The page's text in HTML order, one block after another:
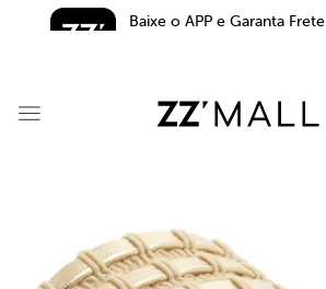
Baixe o APP e Garanta Frete